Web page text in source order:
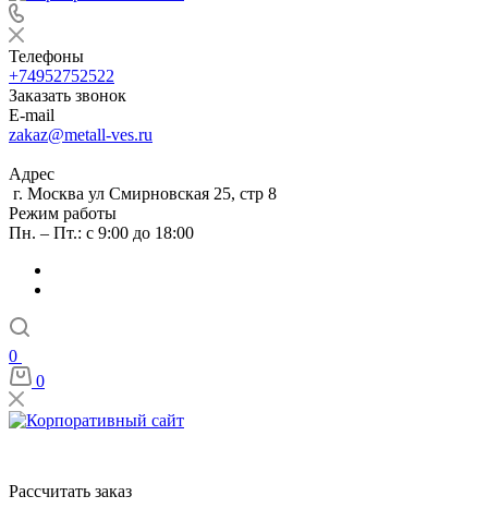
Телефоны
+74952752522
Заказать звонок
E-mail
zakaz@metall-ves.ru
Адрес
г. Москва ул Смирновская 25, стр 8
Режим работы
Пн. – Пт.: с 9:00 до 18:00
0
0
Рассчитать заказ